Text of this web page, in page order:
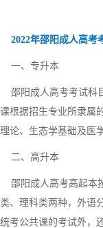
2022年邵阳成人高考
一、专升本
邵阳成人高考考试科
课根据招生专业所隶属
理论、生态学基础及医
二、高升本
邵阳成人高考高起本
类、理科类两种，外语
统考公共课的考试外，